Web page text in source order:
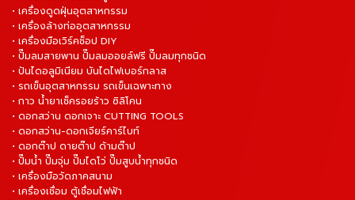
• เครื่องดูดฝุ่นอุตสาหกรรม
• เครื่องล้างท่ออุตสาหกรรม
• เครื่องมือเวิร์คช็อป DIY
• ปั๊มลมสายพาน ปั๊มลมออยล์ฟรี ปั๊มลมทุกชนิด
• ปันไดอลูมิเนียม บันไดไฟเบอร์กลาส
• รถเข็นอุตสาหกรรม รถเข็นเฉพาะทาง
• กาว น้ำยาเช็ครอยร้าว ซิลิโคน
• ดอกสว่าน ดอกเจาะ CUTTING TOOLS
• ดอกสว่าน-ดอกเจียร์คาร์ไบท์
• ดอกต๊าป ดายต๊าป ด้ามต๊าป
• ปั๊มน้ำ ปั๊มจุ่ม ปั๊มไดโว่ ปั๊มสูบน้ำทุกชนิด
• เครื่องมือวัดภาคสนาม
• เครื่องเชื่อม ตู้เชื่อมไฟฟ้า